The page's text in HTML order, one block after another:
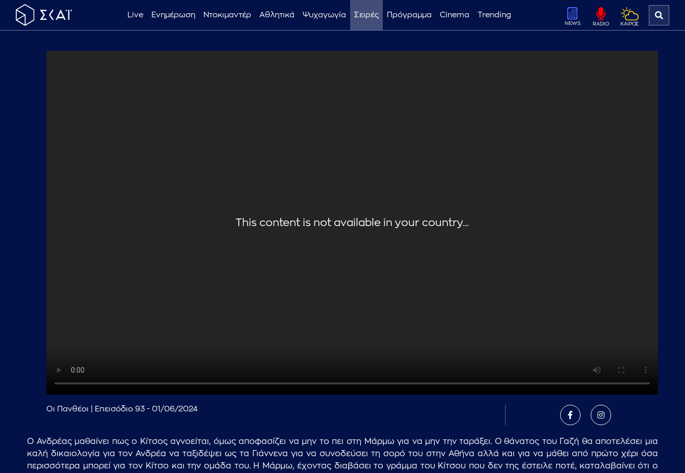
Live Ενημέρωση Ντοκιμαντέρ Αθλητικά Ψυχαγωγία Σειρές Πρόγραμμα Cinema Trending
NEWS RADIO ΚΑΙΡΟΣ
This content is not available in your country...
Οι Πανθέοι | Επεισόδιο 93 - 01/06/2024
Ο Ανδρέας μαθαίνει πως ο Κίτσος αγνοείται, όμως αποφασίζει να μην το πει στη Μάρμω για να μην την ταράξει. Ο θάνατος του Γαζή θα αποτελέσει μια
καλή δικαιολογία για τον Ανδρέα να ταξιδέψει ως τα Γιάννενα για να συνοδεύσει τη σορό του στην Αθήνα αλλά και για να μάθει από πρώτο χέρι όσα
περισσότερα μπορεί για τον Κίτσο και την ομάδα του. Η Μάρμω, έχοντας διαβάσει το γράμμα του Κίτσου που δεν της έστειλε ποτέ, καταλαβαίνει ότι ο